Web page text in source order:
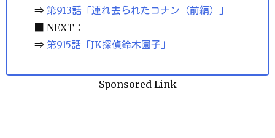
⇒ 第913話「連れ去られたコナン（前編）」
■ NEXT：
⇒ 第915話「JK探偵鈴木園子」
Sponsored Link